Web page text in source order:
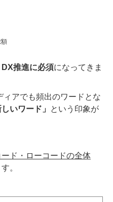
DX推進に必須になってきま
アでも頻出のワードとな
いワード」
という印象が
ード・ローコードの全体
。